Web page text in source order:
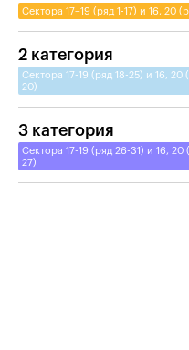
Сектора 17–19 (ряд 1-17) и 16, 20
2 категория
Сектора 17-19 (ряд 18-25) и 16, 20
20)
3 категория
Сектора 17-19 (ряд 26-31) и 16, 20
27)